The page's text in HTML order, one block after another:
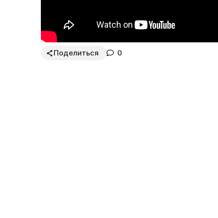
Поделиться 0